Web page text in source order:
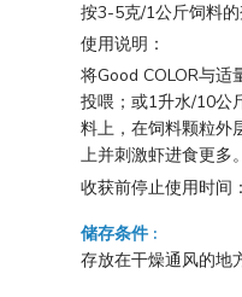
按3-5克/1公斤饲料的
使用说明：
将Good COLOR与
投喂；或1升水/10公
料上，在饲料颗粒外
上并刺激虾进食更多。
收获前停止使用时间
储存条件 :
存放在干燥通风的地